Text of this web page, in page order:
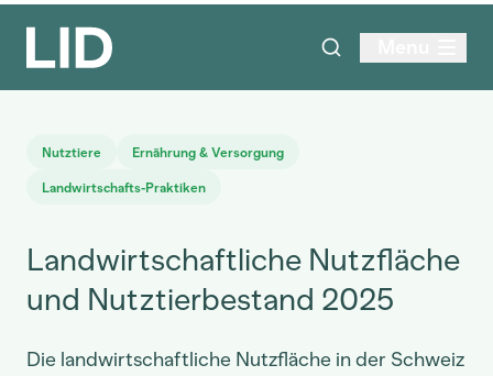
Nutztiere Ernährung & Versorgung
Landwirtschafts-Praktiken
Landwirtschaftliche Nutzfläche
und Nutztierbestand 2025
Die landwirtschaftliche Nutzfläche in der Schweiz